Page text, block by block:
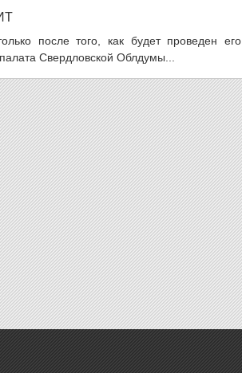
после того, как будет проведен его
Свердловской Облдумы...